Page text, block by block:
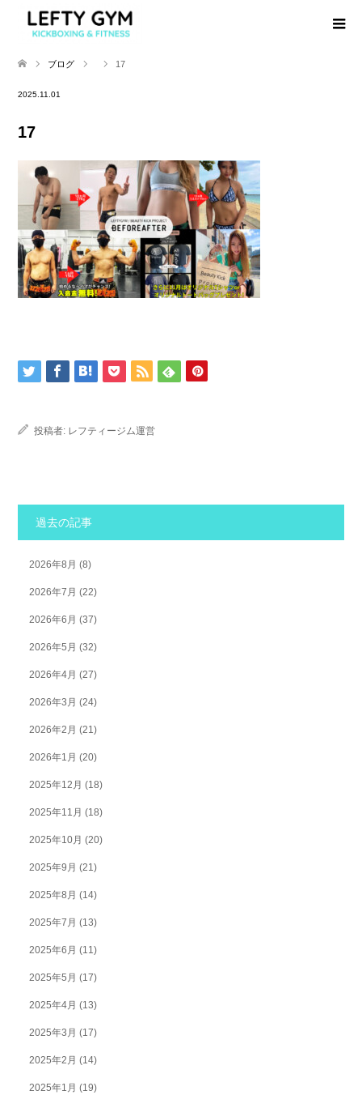
ブログ 17
2025.11.01
17
投稿者: レフティージム運営
過去の記事
2026年8月 (8)
2026年7月 (22)
2026年6月 (37)
2026年5月 (32)
2026年4月 (27)
2026年3月 (24)
2026年2月 (21)
2026年1月 (20)
2025年12月 (18)
2025年11月 (18)
2025年10月 (20)
2025年9月 (21)
2025年8月 (14)
2025年7月 (13)
2025年6月 (11)
2025年5月 (17)
2025年4月 (13)
2025年3月 (17)
2025年2月 (14)
2025年1月 (19)